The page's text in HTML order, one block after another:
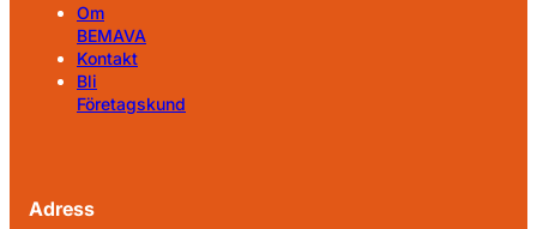
Om
BEMAVA
Kontakt
Bli
Företagskund
Adress